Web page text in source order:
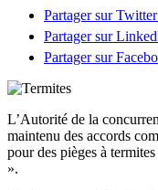
Partager sur
Partager sur
Partager sur
L’Autorité de la
maintenu des accords
pour des pièges à
».